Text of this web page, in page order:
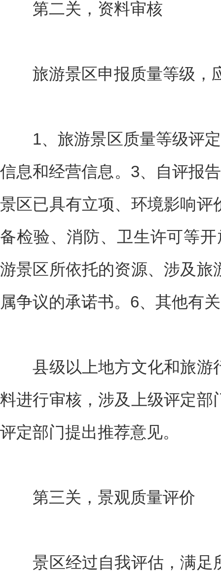
第二关，资料审核
旅游景区申报质量等级，
1、旅游景区质量等级评定
信息和经营信息。3、自评报
景区已具有立项、环境影响
备检验、消防、卫生许可等
游景区所依托的资源、涉及旅
属争议的承诺书。6、其他有
县级以上地方文化和旅游
料进行审核，涉及上级评定部
评定部门提出推荐意见。
第三关，景观质量评价
景区经过自我评估，满足